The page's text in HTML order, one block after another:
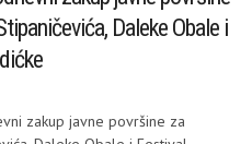
Daleke Obale i
zakup javne površine za